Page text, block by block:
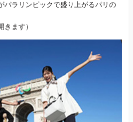
パラリンピックで盛り上がるパリの
きます）